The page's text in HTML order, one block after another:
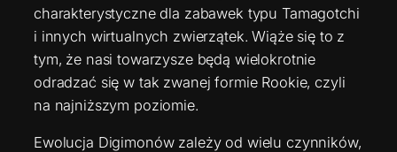
charakterystyczne dla zabawek typu Tamagotchi
i innych wirtualnych zwierzątek. Wiąże się to z
tym, że nasi towarzysze będą wielokrotnie
odradzać się w tak zwanej formie Rookie, czyli
na najniższym poziomie.
Ewolucja Digimonów zależy od wielu czynników,